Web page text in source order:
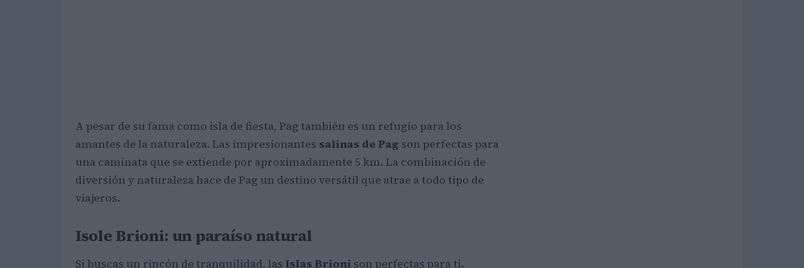
A pesar de su fama como isla de fiesta, Pag también es un refugio para los
amantes de la naturaleza. Las impresionantes salinas de Pag son perfectas para
una caminata que se extiende por aproximadamente 5 km. La combinación de
diversión y naturaleza hace de Pag un destino versátil que atrae a todo tipo de
viajeros.
Isole Brioni: un paraíso natural
Si buscas un rincón de tranquilidad, las Islas Brioni son perfectas para ti.